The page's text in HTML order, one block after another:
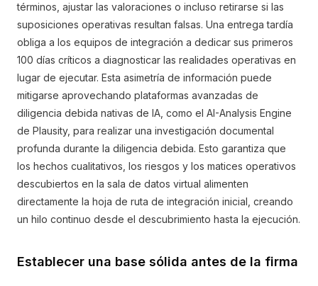
términos, ajustar las valoraciones o incluso retirarse si las
suposiciones operativas resultan falsas. Una entrega tardía
obliga a los equipos de integración a dedicar sus primeros
100 días críticos a diagnosticar las realidades operativas en
lugar de ejecutar. Esta asimetría de información puede
mitigarse aprovechando plataformas avanzadas de
diligencia debida nativas de IA, como el AI-Analysis Engine
de Plausity, para realizar una investigación documental
profunda durante la diligencia debida. Esto garantiza que
los hechos cualitativos, los riesgos y los matices operativos
descubiertos en la sala de datos virtual alimenten
directamente la hoja de ruta de integración inicial, creando
un hilo continuo desde el descubrimiento hasta la ejecución.
Establecer una base sólida antes de la firma